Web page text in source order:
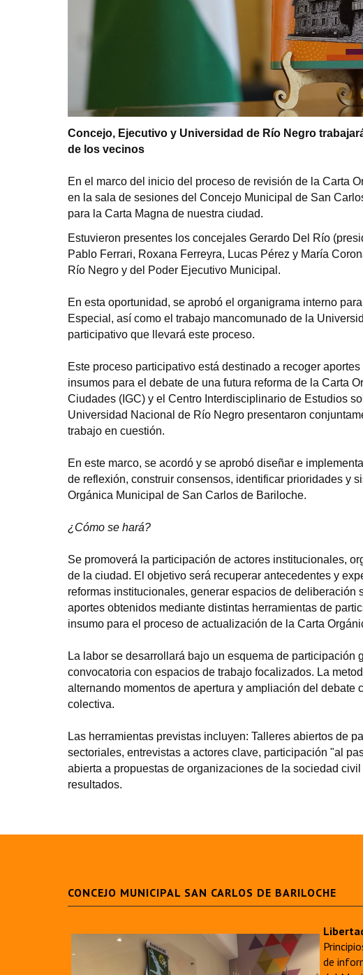
Concejo, Ejecutivo y Universidad de Río Negro
de los vecinos
En el marco del inicio del proceso de revisión de la Carta
en la sala de sesiones del Concejo Municipal de San
para la Carta Magna de nuestra ciudad.
Estuvieron presentes los concejales Gerardo Del Río
Pablo Ferrari, Roxana Ferreyra, Lucas Pérez y María
Río Negro y del Poder Ejecutivo Municipal.
En esta oportunidad, se aprobó el organigrama interno
Especial, así como el trabajo mancomunado de la
participativo que llevará este proceso.
Este proceso participativo está destinado a recoger
insumos para el debate de una futura reforma de la Carta
Ciudades (IGC) y el Centro Interdisciplinario de Estudios
Universidad Nacional de Río Negro presentaron
trabajo en cuestión.
En este marco, se acordó y se aprobó diseñar e
de reflexión, construir consensos, identificar prioridades y
Orgánica Municipal de San Carlos de Bariloche.
¿Cómo se hará?
Se promoverá la participación de actores institucionales,
de la ciudad. El objetivo será recuperar antecedentes y
reformas institucionales, generar espacios de
aportes obtenidos mediante distintas herramientas de
insumo para el proceso de actualización de la Carta
La labor se desarrollará bajo un esquema de
convocatoria con espacios de trabajo focalizados. La
alternando momentos de apertura y ampliación del
colectiva.
Las herramientas previstas incluyen: Talleres abiertos de
sectoriales, entrevistas a actores clave, participación "al
abierta a propuestas de organizaciones de la sociedad
resultados.
CONCEJO MUNICIPAL SAN CARLOS DE BARILOCHE
de